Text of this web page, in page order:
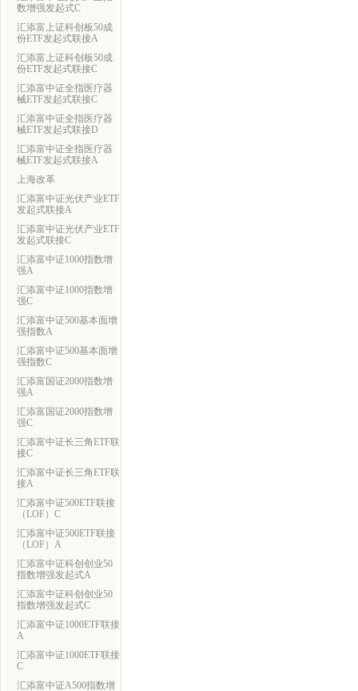
数增强发起式C
汇添富上证科创板50成
份ETF发起式联接A
汇添富上证科创板50成
份ETF发起式联接C
汇添富中证全指医疗器
械ETF发起式联接C
汇添富中证全指医疗器
械ETF发起式联接D
汇添富中证全指医疗器
械ETF发起式联接A
上海改革
汇添富中证光伏产业ETF
发起式联接A
汇添富中证光伏产业ETF
发起式联接C
汇添富中证1000指数增
强A
汇添富中证1000指数增
强C
汇添富中证500基本面增
强指数A
汇添富中证500基本面增
强指数C
汇添富国证2000指数增
强A
汇添富国证2000指数增
强C
汇添富中证长三角ETF联
接C
汇添富中证长三角ETF联
接A
汇添富中证500ETF联接
（LOF）C
汇添富中证500ETF联接
（LOF）A
汇添富中证科创创业50
指数增强发起式A
汇添富中证科创创业50
指数增强发起式C
汇添富中证1000ETF联接
A
汇添富中证1000ETF联接
C
汇添富中证A500指数增